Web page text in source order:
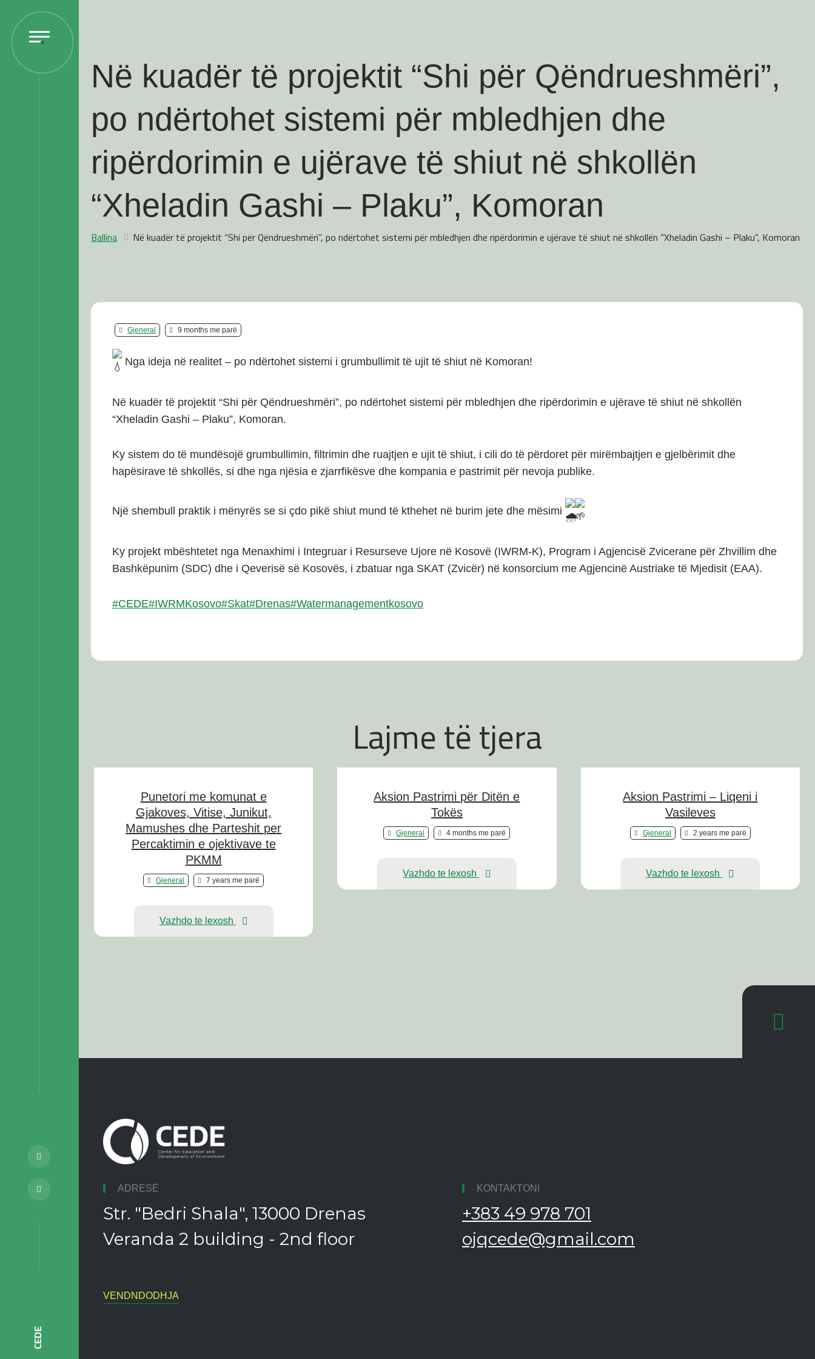
CEDE
Në kuadër të projektit “Shi për Qëndrueshmëri”,
po ndërtohet sistemi për mbledhjen dhe
ripërdorimin e ujërave të shiut në shkollën
“Xheladin Gashi – Plaku”, Komoran
Ballina Në kuadër të projektit “Shi për Qëndrueshmëri”, po ndërtohet sistemi për mbledhjen dhe ripërdorimin e ujërave të shiut në shkollën “Xheladin Gashi – Plaku”, Komoran
Gjeneral 9 months me parë
Nga ideja në realitet – po ndërtohet sistemi i grumbullimit të ujit të shiut në Komoran!
Në kuadër të projektit “Shi për Qëndrueshmëri”, po ndërtohet sistemi për mbledhjen dhe ripërdorimin e ujërave të shiut në shkollën
“Xheladin Gashi – Plaku”, Komoran.
Ky sistem do të mundësojë grumbullimin, filtrimin dhe ruajtjen e ujit të shiut, i cili do të përdoret për mirëmbajtjen e gjelbërimit dhe
hapësirave të shkollës, si dhe nga njësia e zjarrfikësve dhe kompania e pastrimit për nevoja publike.
Një shembull praktik i mënyrës se si çdo pikë shiut mund të kthehet në burim jete dhe mësimi
Ky projekt mbështetet nga Menaxhimi i Integruar i Resurseve Ujore në Kosovë (IWRM-K), Program i Agjencisë Zvicerane për Zhvillim dhe
Bashkëpunim (SDC) dhe i Qeverisë së Kosovës, i zbatuar nga SKAT (Zvicër) në konsorcium me Agjencinë Austriake të Mjedisit (EAA).
#CEDE#IWRMKosovo#Skat#Drenas#Watermanagementkosovo
Lajme të tjera
Punetori me komunat e
Gjakoves, Vitise, Junikut,
Mamushes dhe Parteshit per
Percaktimin e ojektivave te
PKMM
Gjeneral 7 years me parë
Vazhdo te lexosh
Aksion Pastrimi për Ditën e
Tokës
Gjeneral 4 months me parë
Vazhdo te lexosh
Aksion Pastrimi – Liqeni i
Vasileves
Gjeneral 2 years me parë
Vazhdo te lexosh
ADRESË
Str. "Bedri Shala", 13000 Drenas
Veranda 2 building - 2nd floor
KONTAKTONI
+383 49 978 701
ojqcede@gmail.com
VENDNDODHJA